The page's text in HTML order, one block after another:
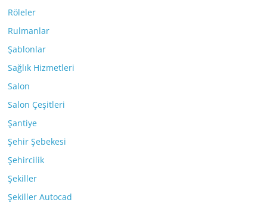
Röleler
Rulmanlar
Şablonlar
Sağlık Hizmetleri
Salon
Salon Çeşitleri
Şantiye
Şehir Şebekesi
Şehircilik
Şekiller
Şekiller Autocad